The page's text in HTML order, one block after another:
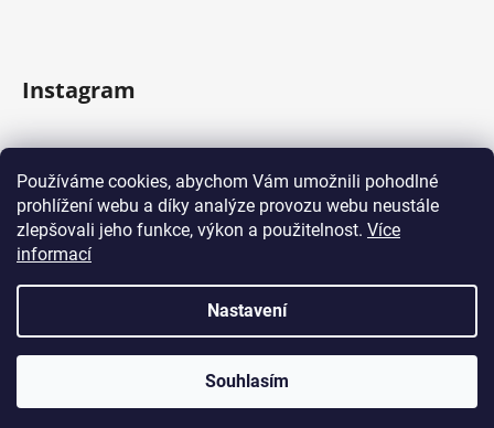
Používáme cookies, abychom Vám umožnili pohodlné
prohlížení webu a díky analýze provozu webu neustále
zlepšovali jeho funkce, výkon a použitelnost. Více
informací
Nastavení
Souhlasím
Instagram
Facebook
Domácí kávovary
vyhrazena.